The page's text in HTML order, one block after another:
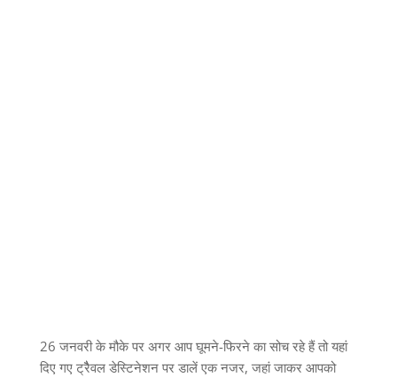
26 जनवरी के मौके पर अगर आप घूमने-फिरने का सोच रहे हैं तो यहां
दिए गए ट्रैैवल डेस्टिनेशन पर डालें एक नजर, जहां जाकर आपको